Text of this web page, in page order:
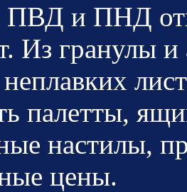
ПВД и ПНД
Из гранулы
палетты,
настилы,
цены.